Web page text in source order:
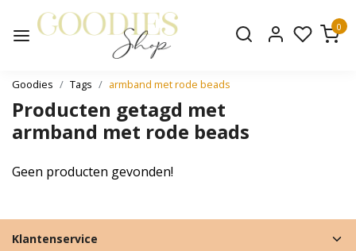
0
Goodies Tags armband met rode beads
Producten getagd met
armband met rode beads
Geen producten gevonden!
Klantenservice